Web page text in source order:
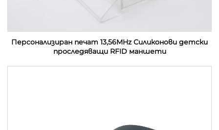
Персонализиран печат 13,56MHz Силиконови детски
проследяващи RFID маншети